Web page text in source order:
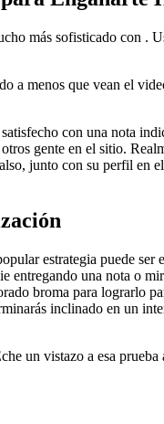
más sofisticado con .
a menos que vean el
con una nota
gente en el sitio.
junto con su perfil
estrategia puede
una nota o
broma para lograrlo
inclinado en un
un vistazo a esa